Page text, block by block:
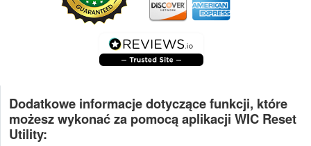
Dodatkowe informacje dotyczące funkcji, które
możesz wykonać za pomocą aplikacji WIC Reset
Utility: